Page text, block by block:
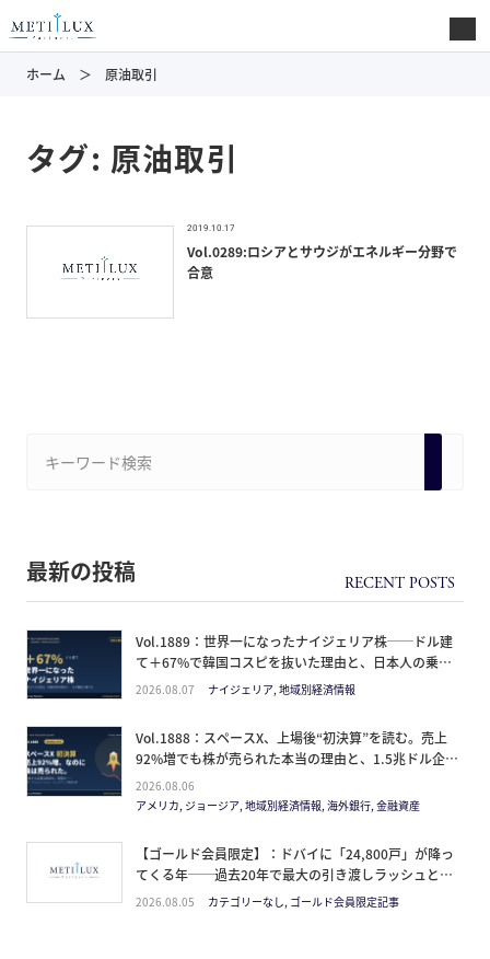
ホーム 原油取引
タグ: 原油取引
2019.10.17
Vol.0289:ロシアとサウジがエネルギー分野で
合意
最新の投稿
Vol.1889：世界一になったナイジェリア株──ドル建
て＋67%で韓国コスピを抜いた理由と、日本人の乗り
方
2026.08.07 ナイジェリア, 地域別経済情報
Vol.1888：スペースX、上場後“初決算”を読む。売上
92%増でも株が売られた本当の理由と、1.5兆ドル企業
の買い方。
2026.08.06
アメリカ, ジョージア, 地域別経済情報, 海外銀行, 金融資産
【ゴールド会員限定】：ドバイに「24,800戸」が降っ
てくる年──過去20年で最大の引き渡しラッシュと、
ミサイルが崩した“安全神話”。2027年の供給ピーク
2026.08.05 カテゴリーなし, ゴールド会員限定記事